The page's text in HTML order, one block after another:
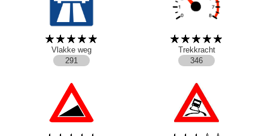
Vlakke weg
Trekkracht
291
346